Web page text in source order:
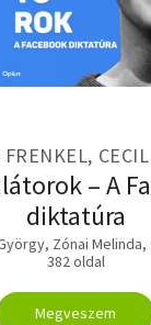
FRENKEL,
– A
diktatúra
Zónai
382 oldal
Megveszem